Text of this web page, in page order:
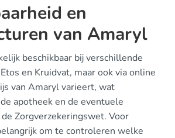
en
van Amaryl
beschikbaar bij verschillende
en Kruidvat, maar ook via online
van Amaryl varieert, wat
apotheek en de eventuele
Zorgverzekeringswet. Voor
om te controleren welke